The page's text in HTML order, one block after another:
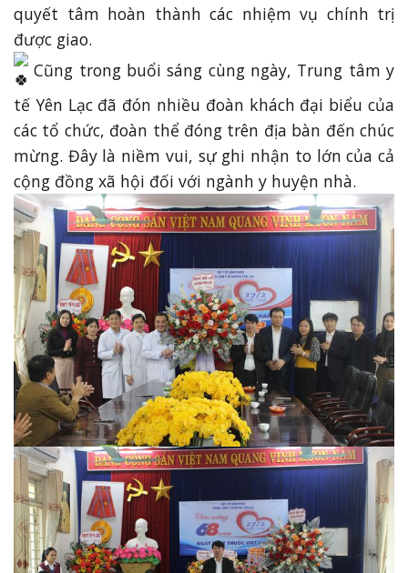
quyết tâm hoàn thành các nhiệm vụ chính trị
được giao.
Cũng trong buổi sáng cùng ngày, Trung tâm y
tế Yên Lạc đã đón nhiều đoàn khách đại biểu của
các tổ chức, đoàn thể đóng trên địa bàn đến chúc
mừng. Đây là niềm vui, sự ghi nhận to lớn của cả
cộng đồng xã hội đối với ngành y huyện nhà.